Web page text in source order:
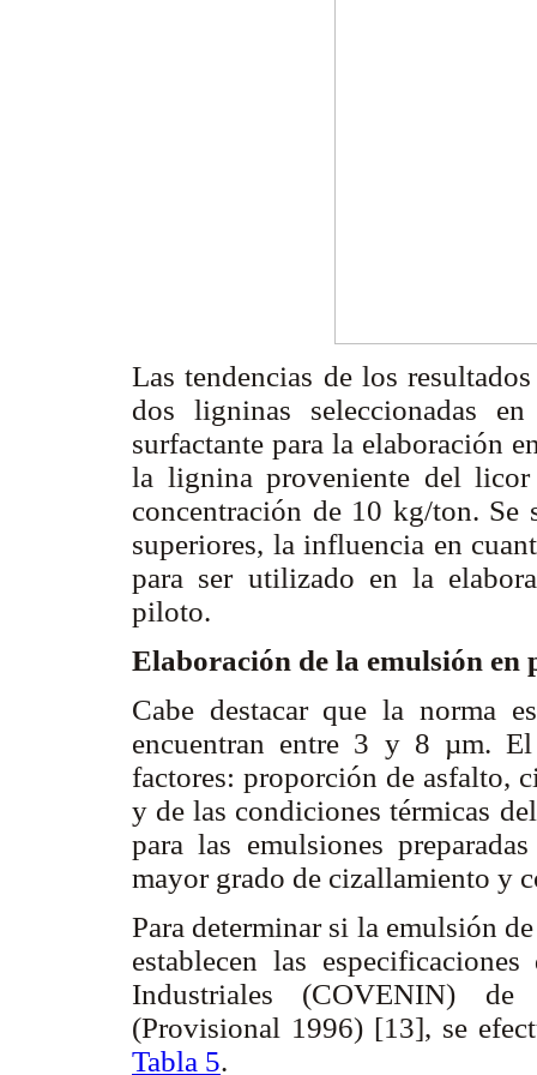
Las tendencias de los
dos ligninas seleccionadas
surfactante para la elaboración
la lignina proveniente del
concentración de 10 kg/ton. Se
superiores, la influencia en
para ser utilizado en la
piloto.
Elaboración de la emulsión en
Cabe destacar que la norma
encuentran entre 3 y 8 µm.
factores: proporción de asfalto,
y de las condiciones térmicas
para las emulsiones
mayor grado de cizallamiento y
Para determinar si la emulsión
establecen las
Industriales (COVENIN) de
(Provisional 1996) [13], se
Tabla 5.